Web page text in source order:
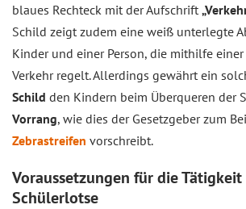
blaues Rechteck mit der Aufschrift
Schild zeigt zudem eine weiß unterlegte
Kinder und einer Person, die mithilfe
Verkehr regelt. Allerdings gewährt ein
Schild den Kindern beim Überqueren der
Vorrang, wie dies der Gesetzgeber zum
Zebrastreifen vorschreibt.
Voraussetzungen für die Tätigkeit
Schülerlotse